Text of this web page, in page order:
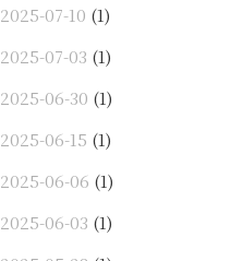
2025-07-10 (1)
2025-07-03 (1)
2025-06-30 (1)
2025-06-15 (1)
2025-06-06 (1)
2025-06-03 (1)